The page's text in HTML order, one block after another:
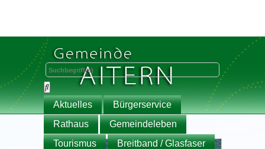
Aktuelles
Bürgerservice
Rathaus
Gemeindeleben
Tourismus
Breitband / Glasfaser